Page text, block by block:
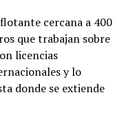
cercana a 400
que trabajan sobre
licencias
y lo
donde se extiende